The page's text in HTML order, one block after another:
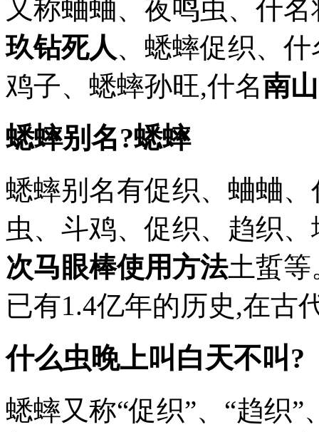
又称蛐蛐、夜鸣虫、什
玖钻死人、蟋蟀促织、
鸡子、蟋蟀孙旺,什名南
蟋蟀别名?蟋蟀
蟋蟀别名有促织、蛐蛐
虫、斗鸡、促织、趋织
次马眼棒使用方法土蜇等
已有1.4亿年的历史,在古
什么虫晚上叫白天不叫?
蟋蟀又称“促织”、“趋织